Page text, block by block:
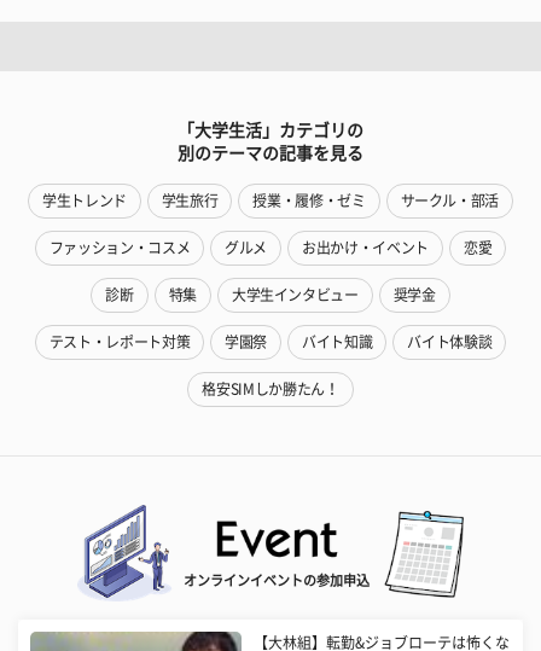
「大学生活」カテゴリの
別のテーマの記事を見る
学生トレンド 学生旅行 授業・履修・ゼミ サークル・部活
ファッション・コスメ グルメ お出かけ・イベント 恋愛
診断 特集 大学生インタビュー 奨学金
テスト・レポート対策 学園祭 バイト知識 バイト体験談
格安SIMしか勝たん！
オンラインイベントの参加申込
【大林組】転勤&ジョブローテは怖くな